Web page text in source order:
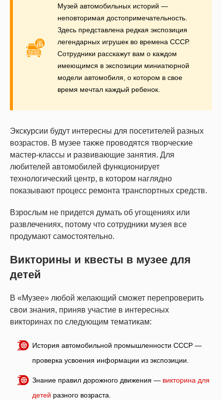
Музей автомобильных историй —
неповторимая достопримечательность.
Здесь представлена редкая экспозиция
легендарных игрушек во времена СССР.
Сотрудники расскажут вам о каждом
имеющимся в экспозиции миниатюрной
модели автомобиля, о котором в свое
время мечтал каждый ребенок.
Экскурсии будут интересны для посетителей разных
возрастов. В музее также проводятся творческие
мастер-классы и развивающие занятия. Для
любителей автомобилей функционирует
технологический центр, в котором наглядно
показывают процесс ремонта транспортных средств.
Взрослым не придется думать об угощениях или
развлечениях, потому что сотрудники музея все
продумают самостоятельно.
Викторины и квесты в музее для
детей
В «Музее» любой желающий сможет перепроверить
свои знания, приняв участие в интересных
викторинах по следующим тематикам:
История автомобильной промышленности СССР —
проверка усвоения информации из экспозиции.
Знание правил дорожного движения — викторина для
детей разного возраста.